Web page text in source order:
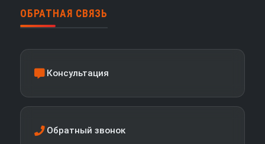
ОБРАТНАЯ СВЯЗЬ
Консультация
Обратный звонок